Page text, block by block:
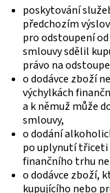
poskytování
předchozím
pro odstoupení
smlouvy sdělil
právo na
o dodávce zboží
výchylkách
a k němuž může
smlouvy,
o dodání
po uplynutí třiceti
finančního trhu
o dodávce zboží,
kupujícího nebo